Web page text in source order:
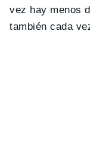
vez hay menos
también cada